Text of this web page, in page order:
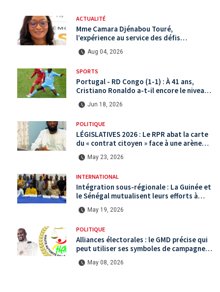
ACTUALITÉ
Mme Camara Djénabou Touré,
l’expérience au service des défis
territoriaux sous la 5ème République
Aug 04, 2026
SPORTS
Portugal - RD Congo (1-1) : À 41 ans,
Cristiano Ronaldo a-t-il encore le niveau
international ?
Jun 18, 2026
POLITIQUE
LÉGISLATIVES 2026 : Le RPR abat la carte
du « contrat citoyen » face à une arène
politique saturée.
May 23, 2026
INTERNATIONAL
Intégration sous-régionale : La Guinée et
le Sénégal mutualisent leurs efforts à
Koundara via le programme RéZo
May 19, 2026
POLITIQUE
Alliances électorales : le GMD précise qui
peut utiliser ses symboles de campagne
avant le scrutin du 31 mai
May 08, 2026